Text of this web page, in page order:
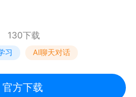
130下载
习 AI聊天对话
官方下载